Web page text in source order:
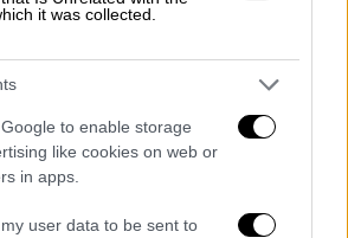
it was collected.
to enable storage
like cookies on web or
in apps.
user data to be sent to
και ξενοδοχεία.
γραμμή
κοριούς. Μόλις υποβληθεί
η περιφέρεια στέλνει μια
την τήρηση των
τα έντομα δεν θα